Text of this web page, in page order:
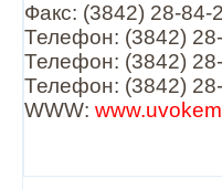
Факс: (3842) 28-84-
Телефон: (3842)
Телефон: (3842)
Телефон: (3842)
WWW: